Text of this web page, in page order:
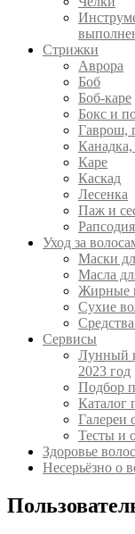
Стрижки
Аврора
Боб
Боб-каре
Бокс и
Гаврош,
Канадка,
Каре
Каскад
Лесенка
Паж и
Уход за
Маски
Масла
Жирные
Сухие
Сервисы
Лунный
2023 год
Подбор
Каталог
Галереи
Тесты и
Здоровье волос
Несерьёзно о